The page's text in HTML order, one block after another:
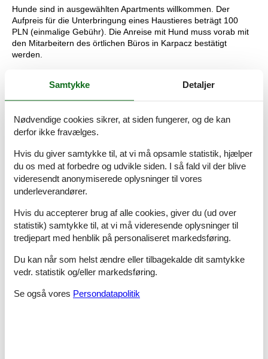
Hunde sind in ausgewählten Apartments willkommen. Der
Aufpreis für die Unterbringung eines Haustieres beträgt 100
PLN (einmalige Gebühr). Die Anreise mit Hund muss vorab mit
den Mitarbeitern des örtlichen Büros in Karpacz bestätigt
werden.
kostenpflichtig).
ausgestattet.
Badewanne kostenlos zu mieten. Gegen eine zusätzliche
Gebühr (50 PLN für den gesamten Aufenthalt) stellen wir ein
Reisebett zur Verfügung.
Piste/Skilift: 1,2 km
Apotheke: 2,8 km
Wang-Tempel: 5,2 km
Samtykke Detaljer
Nødvendige cookies sikrer, at siden fungerer, og de kan
derfor ikke fravælges.
Hvis du giver samtykke til, at vi må opsamle statistik, hjælper
du os med at forbedre og udvikle siden. I så fald vil der blive
videresendt anonymiserede oplysninger til vores
underleverandører.
Hvis du accepterer brug af alle cookies, giver du (ud over
statistik) samtykke til, at vi må videresende oplysninger til
tredjepart med henblik på personaliseret markedsføring.
Du kan når som helst ændre eller tilbagekalde dit samtykke
vedr. statistik og/eller markedsføring.
Se også vores Persondatapolitik